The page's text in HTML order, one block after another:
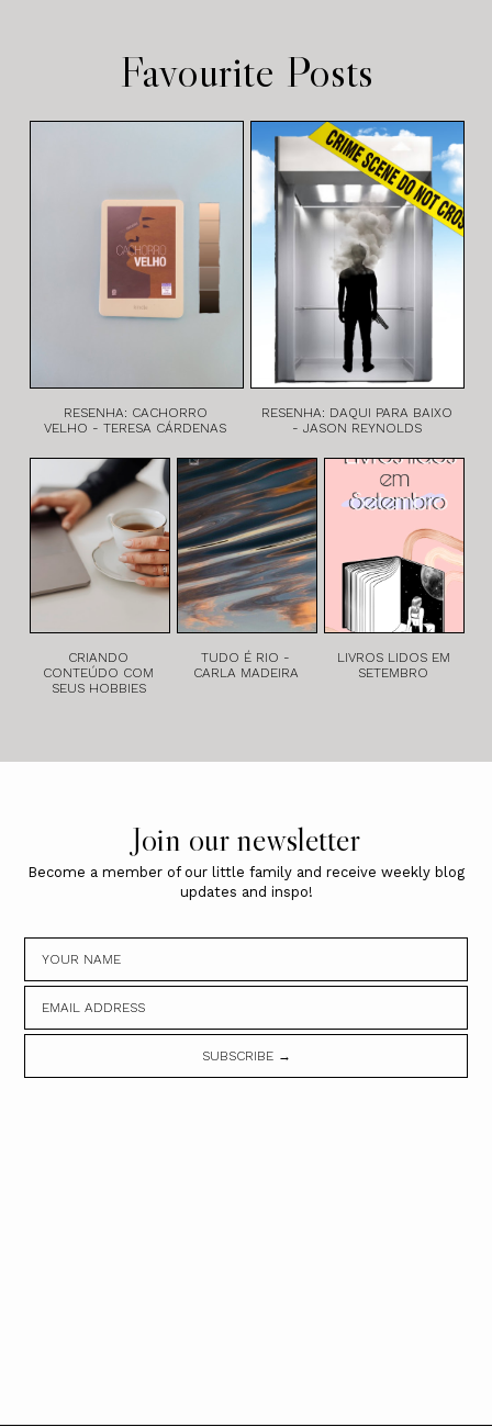
Favourite Posts
RESENHA: CACHORRO
VELHO - TERESA CÁRDENAS
RESENHA: DAQUI PARA BAIXO
- JASON REYNOLDS
CRIANDO
CONTEÚDO COM
SEUS HOBBIES
TUDO É RIO -
CARLA MADEIRA
LIVROS LIDOS EM
SETEMBRO
Join our newsletter
Become a member of our little family and receive weekly blog
updates and inspo!